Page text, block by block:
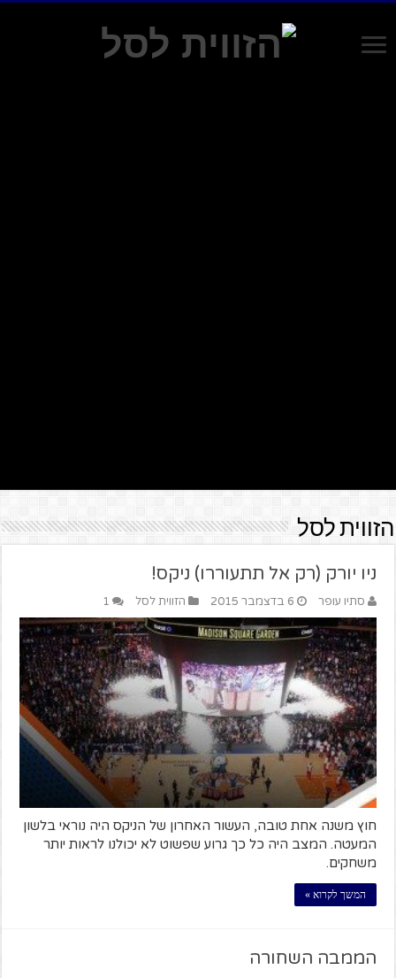
הזווית לסל
ניו יורק (רק אל תתעוררו) ניקס!
סתיו עופר 6 בדצמבר 2015 הזווית לסל 1
חוץ משנה אחת טובה, העשור האחרון של הניקס היה נוראי בלשון
המעטה. המצב היה כל כך גרוע שפשוט לא יכולנו לראות יותר
משחקים.
המשך לקרוא »
הממבה השחורה